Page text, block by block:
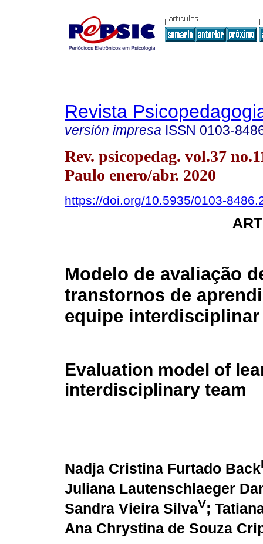
Revista
versión impresa ISSN 0103-
Rev. psicopedag. vol.37
Paulo enero/abr. 2020
https://doi.org/10.5935/0103-
Modelo de avaliação
transtornos de
equipe interdisciplinar
Evaluation model of
interdisciplinary team
Nadja Cristina Furtado Back
Juliana Lautenschlaeger
Sandra Vieira SilvaV;
Ana Chrystina de Souza